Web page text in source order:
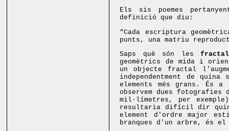
Els sis poemes
definició que diu:
“Cada escriptura
punts, una matriu
Saps què són les
geomètrics de mida i
un objecte fractal
independentment de
elements més grans. És
observem dues
mil·límetres, per
resultaria difícil dir quina
element d'ordre major
branques d'un arbre, és